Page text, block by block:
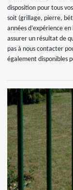
disposition pour tous
soit (grillage, pierre,
années d’expérience
assurer un résultat de
pas à nous contacter
également disponibles